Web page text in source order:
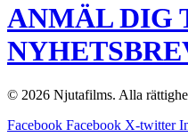
ANMÄL DIG
© 2026 Njutafilms. Alla
Facebook Facebook X-twitter